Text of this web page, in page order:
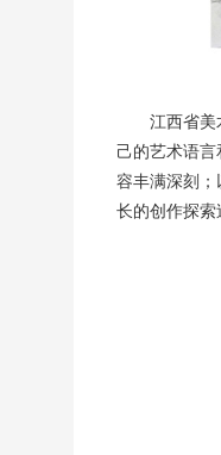
江西省美
己的艺术语
容丰满深刻
长的创作探索